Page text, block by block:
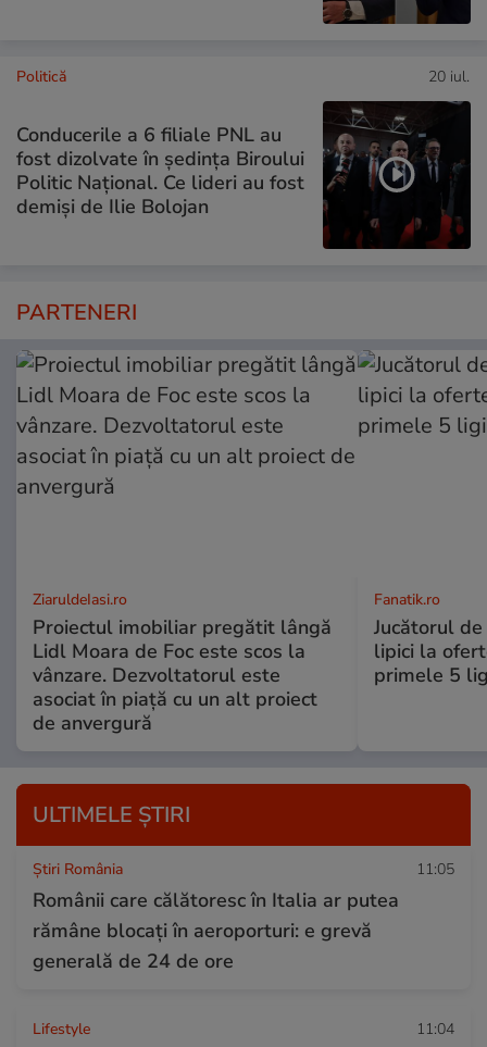
Politică 20 iul.
Conducerile a 6 filiale PNL au
fost dizolvate în ședința Biroului
Politic Național. Ce lideri au fost
demiși de Ilie Bolojan
PARTENERI
ZiaruldeIasi.ro
Proiectul imobiliar pregătit lângă
Lidl Moara de Foc este scos la
vânzare. Dezvoltatorul este
asociat în piață cu un alt proiect
de anvergură
Fanatik.ro
Jucătorul
lipici la
primele 5
ULTIMELE ȘTIRI
Știri România 11:05
Românii care călătoresc în Italia ar putea
rămâne blocați în aeroporturi: e grevă
generală de 24 de ore
Lifestyle 11:04